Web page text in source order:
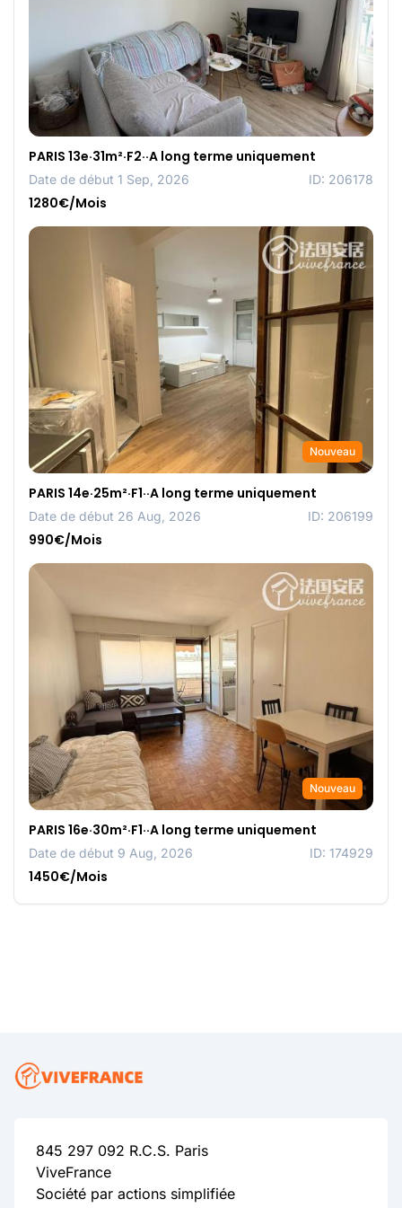
PARIS 13e·31m²·F2··A long terme uniquement
Date de début 1 Sep, 2026 ID: 206178
1280€/Mois
Nouveau
PARIS 14e·25m²·F1··A long terme uniquement
Date de début 26 Aug, 2026 ID: 206199
990€/Mois
Nouveau
PARIS 16e·30m²·F1··A long terme uniquement
Date de début 9 Aug, 2026 ID: 174929
1450€/Mois
845 297 092 R.C.S. Paris
ViveFrance
Société par actions simplifiée